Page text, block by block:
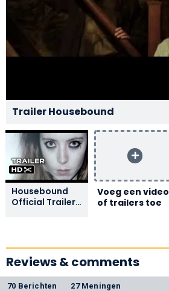
Trailer Housebound
Housebound
Official Trailer 1
Voeg een video
of trailers toe
Reviews & comments
70 Berichten 27 Meningen